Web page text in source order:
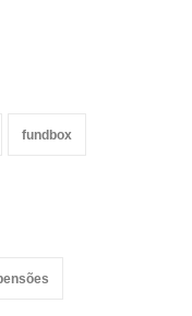
fundbox